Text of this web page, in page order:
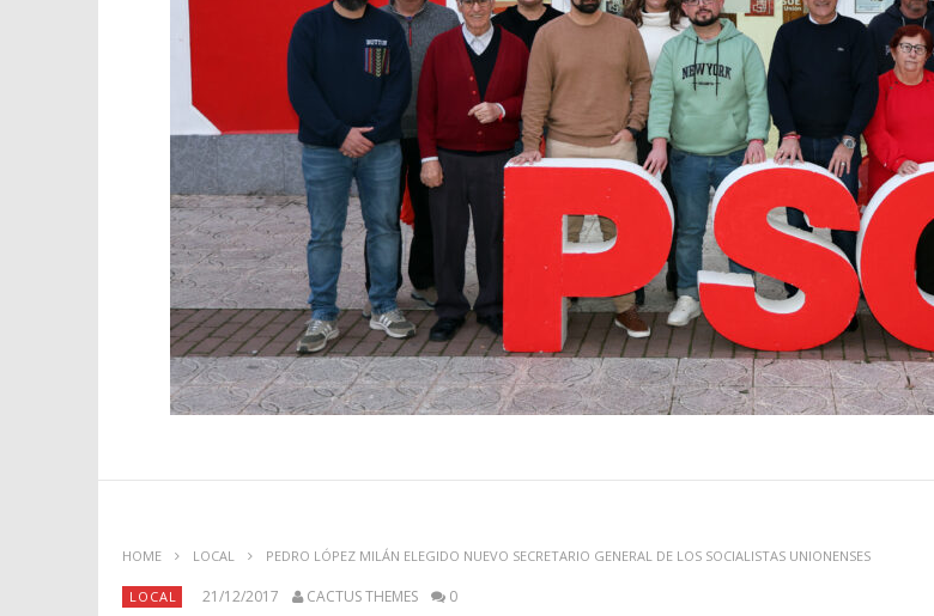
HOME LOCAL PEDRO LÓPEZ MILÁN ELEGIDO NUEVO SECRETARIO GENERAL DE LOS SOCIALISTAS UNIONENSES
LOCAL 21/12/2017 CACTUS THEMES 0